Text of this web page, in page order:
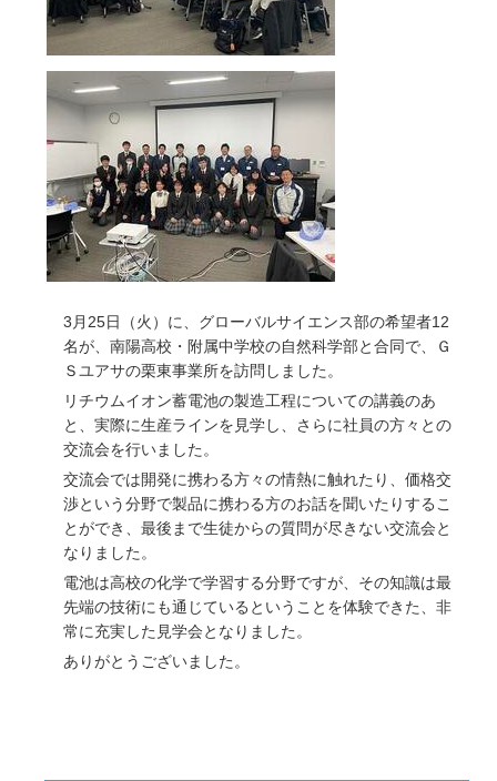
3月25日（火）に、グローバルサイエンス部の希望者12
名が、南陽高校・附属中学校の自然科学部と合同で、Ｇ
Ｓユアサの栗東事業所を訪問しました。
リチウムイオン蓄電池の製造工程についての講義のあ
と、実際に生産ラインを見学し、さらに社員の方々との
交流会を行いました。
交流会では開発に携わる方々の情熱に触れたり、価格交
渉という分野で製品に携わる方のお話を聞いたりするこ
とができ、最後まで生徒からの質問が尽きない交流会と
なりました。
電池は高校の化学で学習する分野ですが、その知識は最
先端の技術にも通じているということを体験できた、非
常に充実した見学会となりました。
ありがとうございました。